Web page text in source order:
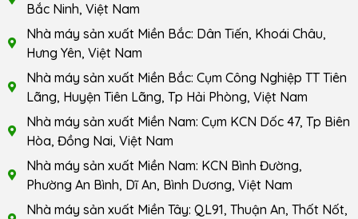
Bắc Ninh, Việt Nam
Nhà máy sản xuất Miền Bắc: Dân Tiến, Khoái Châu,
Hưng Yên, Việt Nam
Nhà máy sản xuất Miền Bắc: Cụm Công Nghiệp TT Tiên
Lãng, Huyện Tiên Lãng, Tp Hải Phòng, Việt Nam
Nhà máy sản xuất Miền Nam: Cụm KCN Dốc 47, Tp Biên
Hòa, Đồng Nai, Việt Nam
Nhà máy sản xuất Miền Nam: KCN Bình Đường,
Phường An Bình, Dĩ An, Bình Dương, Việt Nam
Nhà máy sản xuất Miền Tây: QL91, Thuận An, Thốt Nốt,